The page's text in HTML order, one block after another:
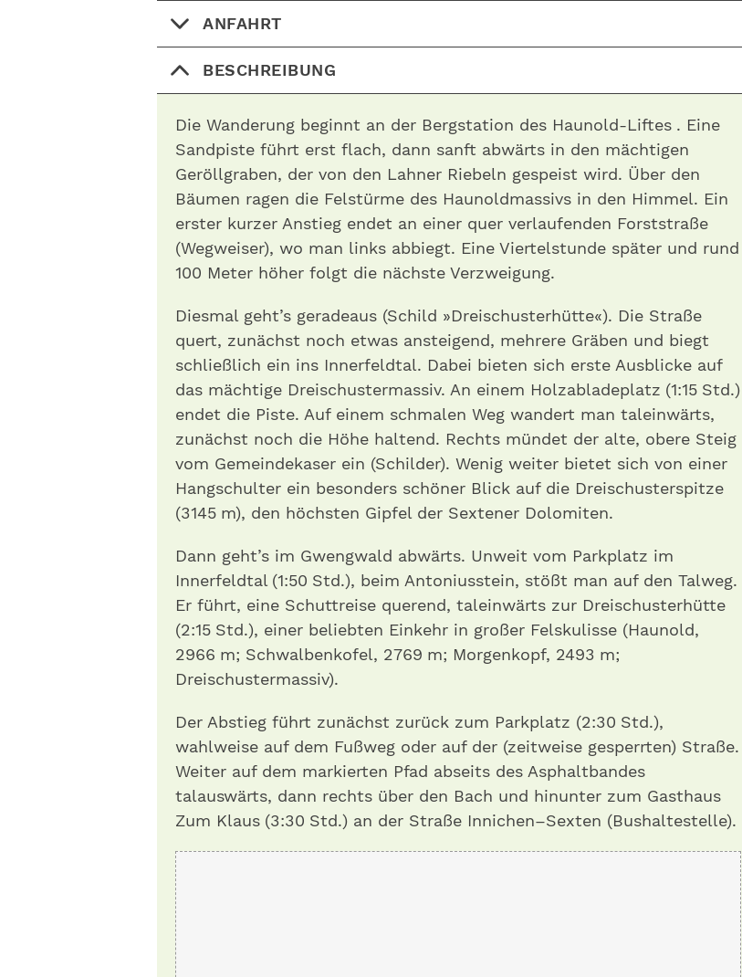
ANFAHRT
BESCHREIBUNG
Die Wanderung beginnt an der Bergstation des Haunold-Liftes . Eine
Sandpiste führt erst flach, dann sanft abwärts in den mächtigen
Geröllgraben, der von den Lahner Riebeln gespeist wird. Über den
Bäumen ragen die Felstürme des Haunoldmassivs in den Himmel. Ein
erster kurzer Anstieg endet an einer quer verlaufenden Forststraße
(Wegweiser), wo man links abbiegt. Eine Viertelstunde später und rund
100 Meter höher folgt die nächste Verzweigung.
Diesmal geht’s geradeaus (Schild »Dreischusterhütte«). Die Straße
quert, zunächst noch etwas ansteigend, mehrere Gräben und biegt
schließlich ein ins Innerfeldtal. Dabei bieten sich erste Ausblicke auf
das mächtige Dreischustermassiv. An einem Holzabladeplatz (1:15 Std.)
endet die Piste. Auf einem schmalen Weg wandert man taleinwärts,
zunächst noch die Höhe haltend. Rechts mündet der alte, obere Steig
vom Gemeindekaser ein (Schilder). Wenig weiter bietet sich von einer
Hangschulter ein besonders schöner Blick auf die Dreischusterspitze
(3145 m), den höchsten Gipfel der Sextener Dolomiten.
Dann geht’s im Gwengwald abwärts. Unweit vom Parkplatz im
Innerfeldtal (1:50 Std.), beim Antoniusstein, stößt man auf den Talweg.
Er führt, eine Schuttreise querend, taleinwärts zur Dreischusterhütte
(2:15 Std.), einer beliebten Einkehr in großer Felskulisse (Haunold,
2966 m; Schwalbenkofel, 2769 m; Morgenkopf, 2493 m;
Dreischustermassiv).
Der Abstieg führt zunächst zurück zum Parkplatz (2:30 Std.),
wahlweise auf dem Fußweg oder auf der (zeitweise gesperrten) Straße.
Weiter auf dem markierten Pfad abseits des Asphaltbandes
talauswärts, dann rechts über den Bach und hinunter zum Gasthaus
Zum Klaus (3:30 Std.) an der Straße Innichen–Sexten (Bushaltestelle).